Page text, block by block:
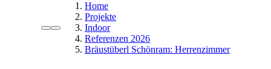
Home
Projekte
Indoor
Referenzen 2026
Bräustüberl Schönram: Herrenzimmer